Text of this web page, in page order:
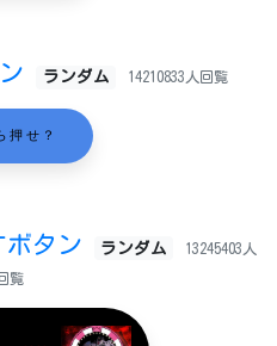
ランダム 14210833人回覧
押せ？
ボタン ランダム 13245403人
覧